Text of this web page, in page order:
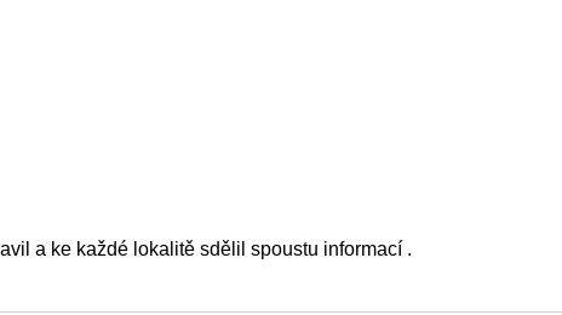
a ke každé lokalitě sdělil spoustu informací .